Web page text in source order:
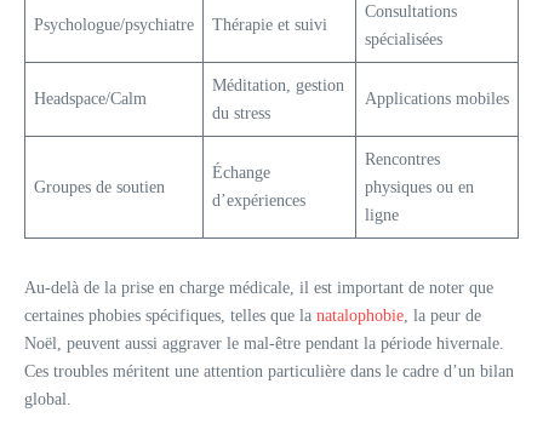
Psychologue/psychiatre Thérapie et suivi
Consultations
spécialisées
Headspace/Calm
Méditation, gestion
du stress
Applications mobiles
Groupes de soutien
Échange
d’expériences
Rencontres
physiques ou en
ligne
Au-delà de la prise en charge médicale, il est important de noter que
certaines phobies spécifiques, telles que la natalophobie , la peur de
Noël, peuvent aussi aggraver le mal-être pendant la période hivernale.
Ces troubles méritent une attention particulière dans le cadre d’un bilan
global.